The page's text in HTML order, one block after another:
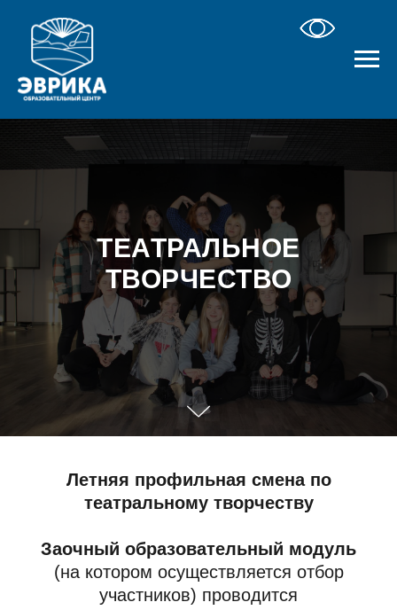
ТЕАТРАЛЬНОЕ
ТВОРЧЕСТВО
Летняя профильная смена по
театральному творчеству
Заочный образовательный модуль
(на котором осуществляется отбор
участников) проводится